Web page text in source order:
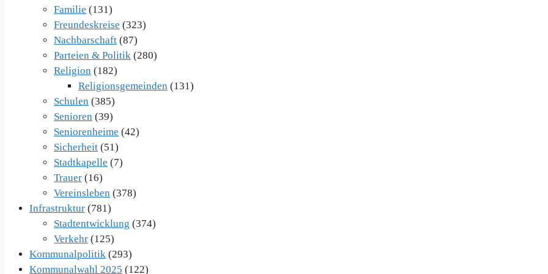
Familie (131)
Freundeskreise (323)
Nachbarschaft (87)
Parteien & Politik (280)
Religion (182)
Religionsgemeinden (131)
Schulen (385)
Senioren (39)
Seniorenheime (42)
Sicherheit (51)
Stadtkapelle (7)
Trauer (16)
Vereinsleben (378)
Infrastruktur (781)
Stadtentwicklung (374)
Verkehr (125)
Kommunalpolitik (293)
Kommunalwahl 2025 (122)